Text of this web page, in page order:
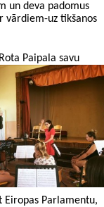
un deva padomus
vārdiem-uz tikšanos
Paipala savu
Eiropas Parlamentu,